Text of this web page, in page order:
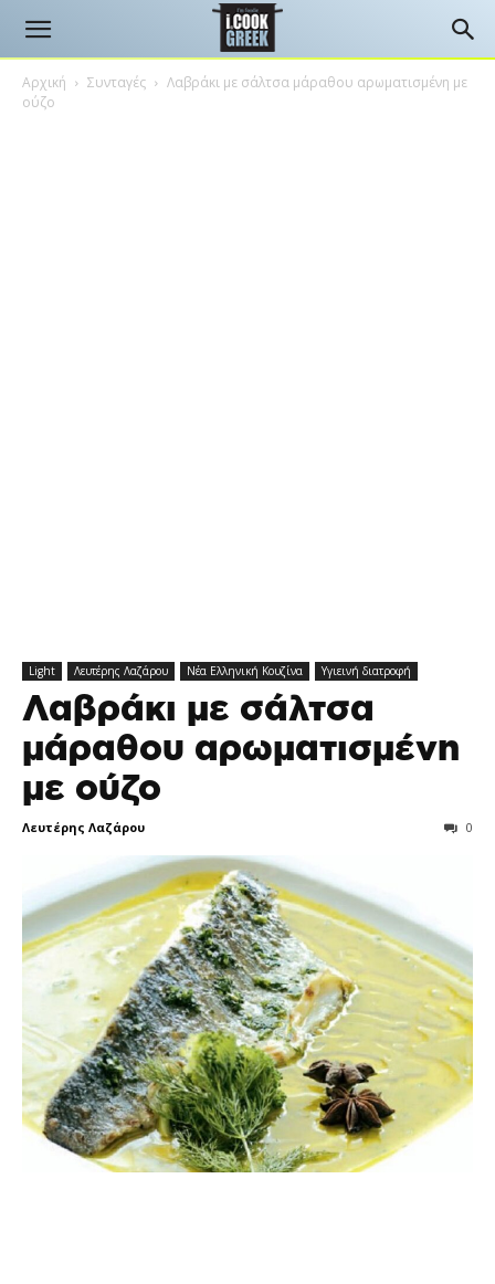
Αρχική Συνταγές
Λαβράκι με σάλτσα μάραθου αρωματισμένη με
ούζο
Light Λευτέρης Λαζάρου Νέα Ελληνική Κουζίνα Υγιεινή διατροφή
Λαβράκι με σάλτσα
μάραθου αρωματισμένη
με ούζο
Λευτέρης Λαζάρου 0